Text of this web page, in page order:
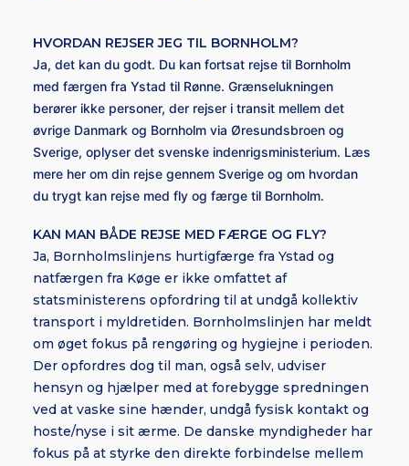
HVORDAN REJSER JEG TIL BORNHOLM?
Ja, det kan du godt. Du kan fortsat rejse til Bornholm
med færgen fra Ystad til Rønne. Grænselukningen
berører ikke personer, der rejser i transit mellem det
øvrige Danmark og Bornholm via Øresundsbroen og
Sverige, oplyser det svenske indenrigsministerium. Læs
mere her om din rejse gennem Sverige og om hvordan
du trygt kan rejse med fly og færge til Bornholm.
KAN MAN BÅDE REJSE MED FÆRGE OG FLY?
Ja, Bornholmslinjens hurtigfærge fra Ystad og
natfærgen fra Køge er ikke omfattet af
statsministerens opfordring til at undgå kollektiv
transport i myldretiden. Bornholmslinjen har meldt
om øget fokus på rengøring og hygiejne i perioden.
Der opfordres dog til man, også selv, udviser
hensyn og hjælper med at forebygge spredningen
ved at vaske sine hænder, undgå fysisk kontakt og
hoste/nyse i sit ærme. De danske myndigheder har
fokus på at styrke den direkte forbindelse mellem